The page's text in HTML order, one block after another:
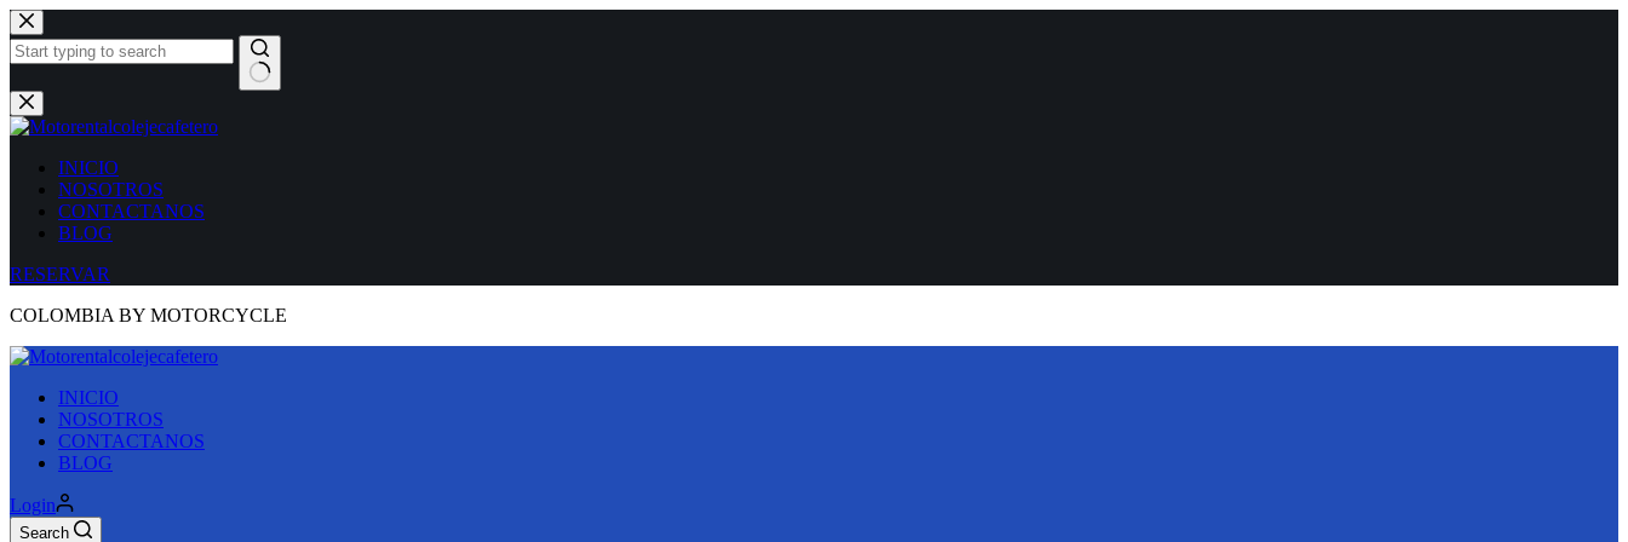
INICIO
NOSOTROS
CONTACTANOS
BLOG
RESERVAR
COLOMBIA BY MOTORCYCLE
INICIO
NOSOTROS
CONTACTANOS
BLOG
Login
Search